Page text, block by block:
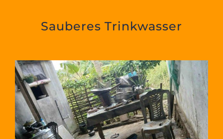
Sauberes Trinkwasser